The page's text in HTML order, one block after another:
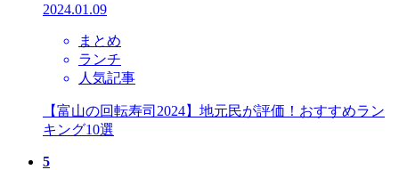
2024.01.09
まとめ
ランチ
人気記事
【富山の回転寿司2024】地元民が評価！おすすめラン
キング10選
5